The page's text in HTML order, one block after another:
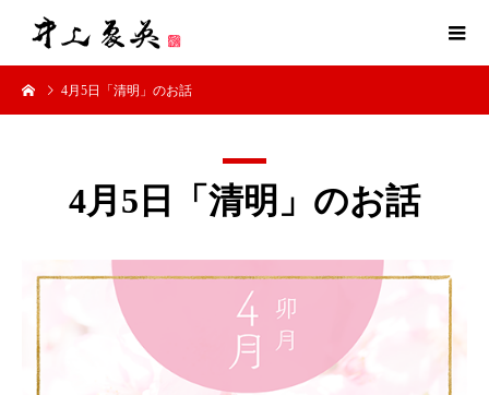
4月5日「清明」のお話
4月5日「清明」のお話